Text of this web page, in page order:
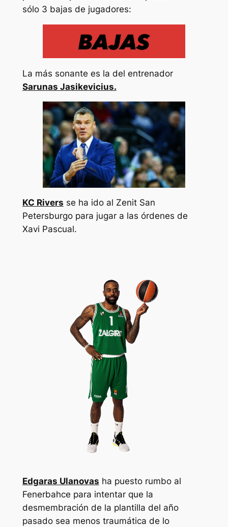
sólo 3 bajas de jugadores:
La más sonante es la del entrenador
Sarunas Jasikevicius.
KC Rivers se ha ido al Zenit San
Petersburgo para jugar a las órdenes de
Xavi Pascual.
Edgaras Ulanovas ha puesto rumbo al
Fenerbahce para intentar que la
desmembración de la plantilla del año
pasado sea menos traumática de lo